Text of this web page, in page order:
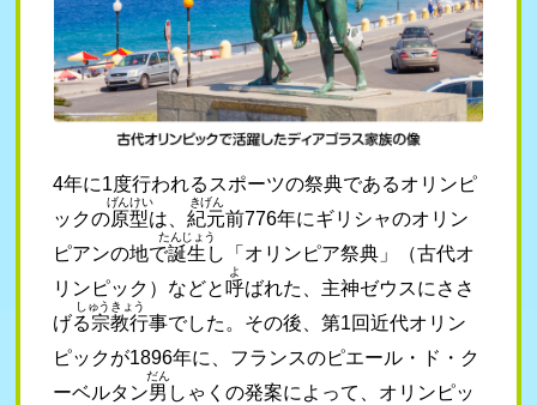
4年に1度行われるスポーツの祭典であるオリンピ
ックの原型
げんけい
は、紀元
きげん
前776年にギリシャのオリン
ピアンの地で誕生
たんじょう
し「オリンピア祭典」（古代オ
リンピック）などと 呼
よ
ばれた、主神ゼウスにささ
げる宗教
しゅうきょう
行事でした。その後、第1回近代オリン
ピックが1896年に、フランスのピエール・ド・ク
ーベルタン男
だん
しゃくの発案によって、オリンピッ